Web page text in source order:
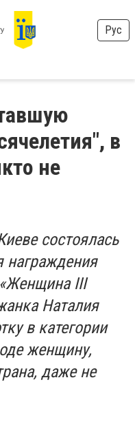
Рус
в
не
состоялась
III
Наталия
в категории
женщину,
даже не